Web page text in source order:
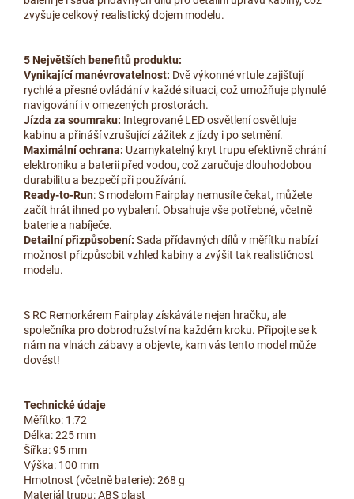
zvyšuje celkový realistický dojem modelu.
5 Největších benefitů produktu:
Vynikající manévrovatelnost: Dvě výkonné vrtule zajišťují
rychlé a přesné ovládání v každé situaci, což umožňuje plynulé
navigování i v omezených prostorách.
Jízda za soumraku: Integrované LED osvětlení osvětluje
kabinu a přináší vzrušující zážitek z jízdy i po setmění.
Maximální ochrana: Uzamykatelný kryt trupu efektivně chrání
elektroniku a baterii před vodou, což zaručuje dlouhodobou
durabilitu a bezpečí při používání.
Ready-to-Run: S modelom Fairplay nemusíte čekat, můžete
začít hrát ihned po vybalení. Obsahuje vše potřebné, včetně
baterie a nabíječe.
Detailní přizpůsobení: Sada přídavných dílů v měřítku nabízí
možnost přizpůsobit vzhled kabiny a zvýšit tak realističnost
modelu.
S RC Remorkérem Fairplay získáváte nejen hračku, ale
společníka pro dobrodružství na každém kroku. Připojte se k
nám na vlnách zábavy a objevte, kam vás tento model může
dovést!
Technické údaje
Měřítko: 1:72
Délka: 225 mm
Šířka: 95 mm
Výška: 100 mm
Hmotnost (včetně baterie): 268 g
Materiál trupu: ABS plast